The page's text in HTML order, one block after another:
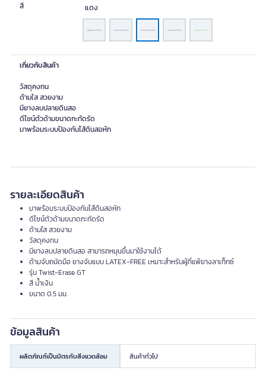
สี แดง
เกี่ยวกับสินค้า
วัสดุคงทน
ด้ามใส สวยงาม
มียางลบปลายดินสอ
ดีไซน์ตัวด้ามขนาดกะทัดรัด
มาพร้อมระบบป้องกันไส้ดินสอหัก
รายละเอียดสินค้า
มาพร้อมระบบป้องกันไส้ดินสอหัก
ดีไซน์ตัวด้ามขนาดกะทัดรัด
ด้ามใส สวยงาม
วัสดุคงทน
มียางลบปลายดินสอ สามารถหมุนขึ้นมาใช้งานได้
ด้ามจับถนัดมือ ยางจับแบบ LATEX-FREE เหมาะสำหรับผู้ที่แพ้ยางลาเท็กซ์
รุ่น Twist-Erase GT
สี น้ำเงิน
ขนาด 0.5 มม.
ข้อมูลสินค้า
ผลิตภัณฑ์เป็นมิตรกับสิ่งแวดล้อม สินค้าทั่วไป